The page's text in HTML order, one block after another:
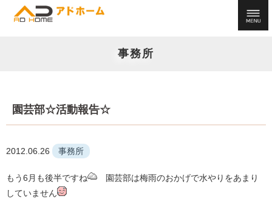
事務所
園芸部☆活動報告☆
2012.06.26 事務所
もう6月も後半ですね
園芸部は梅雨のおかげで水やりをあまり
していません